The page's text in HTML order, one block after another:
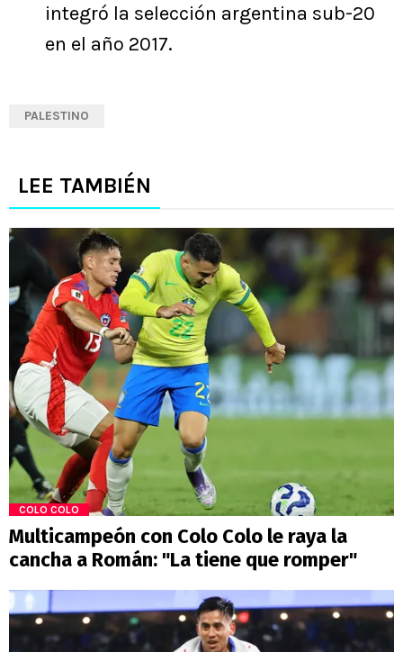
integró la selección argentina sub-20
en el año 2017.
PALESTINO
LEE TAMBIÉN
COLO COLO
Multicampeón con Colo Colo le raya la
cancha a Román: "La tiene que romper"